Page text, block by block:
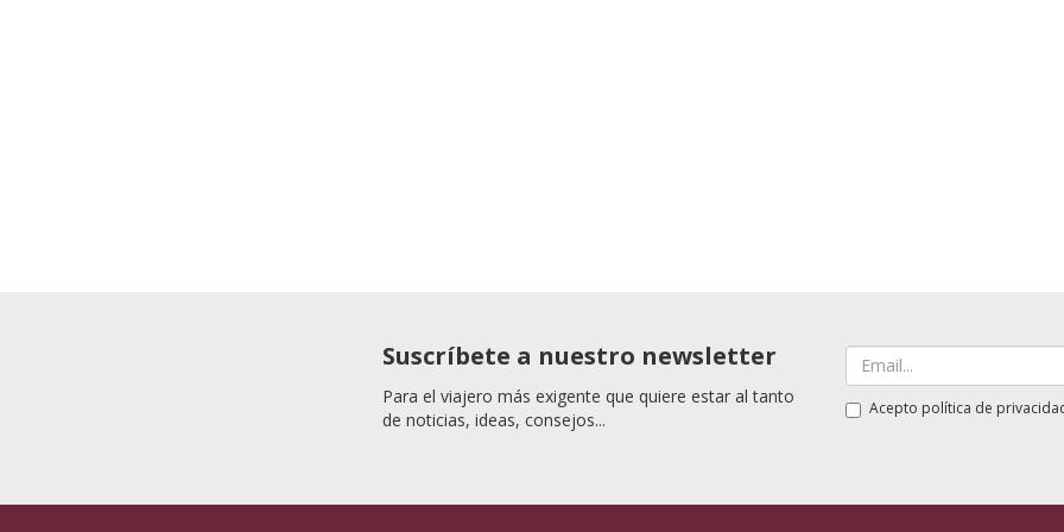
Suscríbete a nuestro newsletter
Para el viajero más exigente que quiere estar al tanto
de noticias, ideas, consejos...
Acepto política de